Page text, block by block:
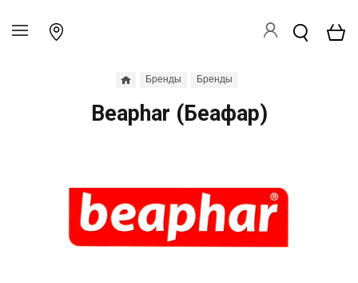
Бренды Бренды
Beaphar (Беафар)